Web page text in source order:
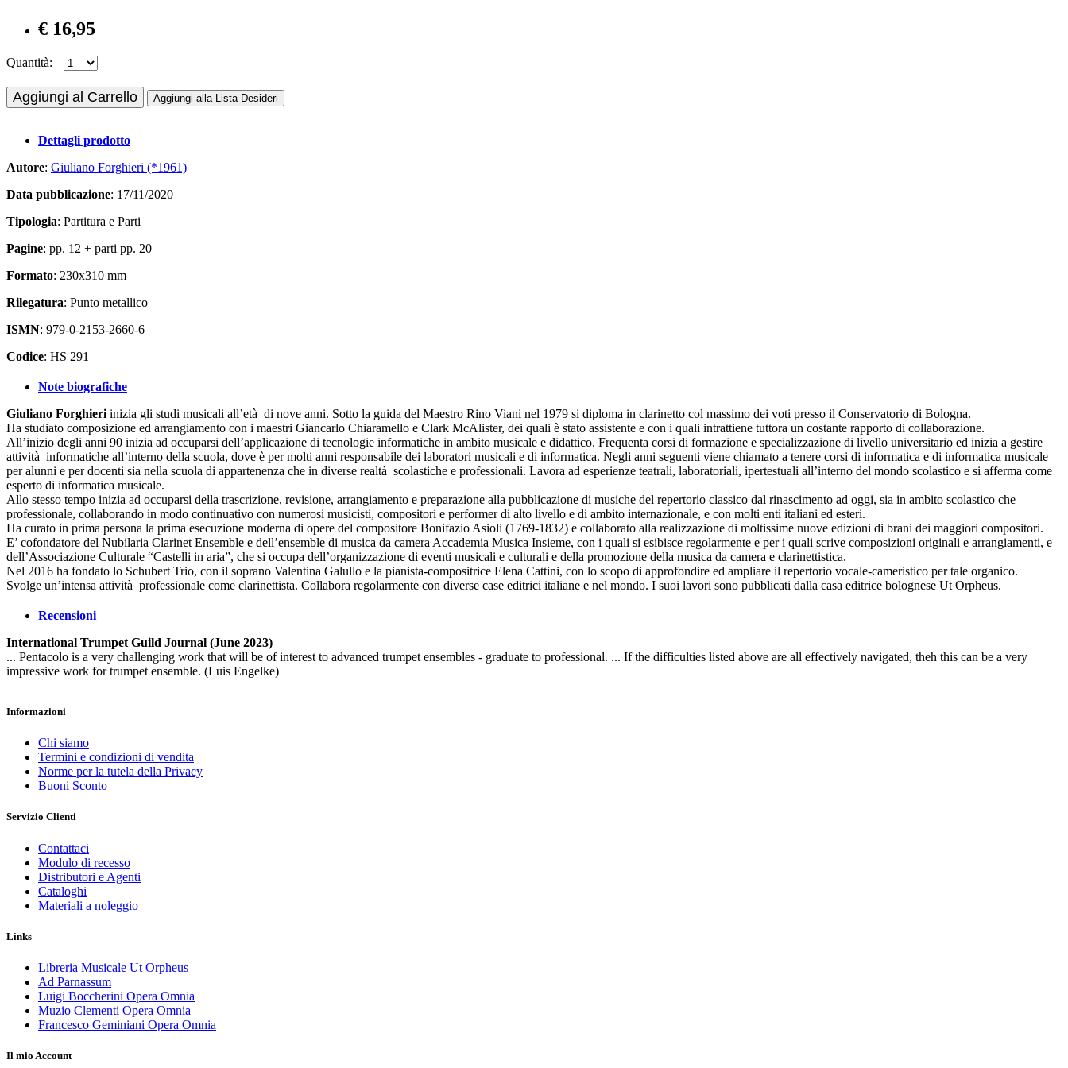
€ 16,95
Quantità:
Aggiungi al Carrello Aggiungi alla Lista Desideri
Dettagli prodotto
Autore: Giuliano Forghieri (*1961)
Data pubblicazione: 17/11/2020
Tipologia: Partitura e Parti
Pagine: pp. 12 + parti pp. 20
Formato: 230x310 mm
Rilegatura: Punto metallico
ISMN: 979-0-2153-2660-6
Codice: HS 291
Note biografiche
Giuliano Forghieri inizia gli studi musicali all’età di nove anni. Sotto la guida del Maestro Rino Viani nel 1979 si diploma in clarinetto col massimo dei voti presso il Conservatorio di Bologna.
Ha studiato composizione ed arrangiamento con i maestri Giancarlo Chiaramello e Clark McAlister, dei quali è stato assistente e con i quali intrattiene tuttora un costante rapporto di collaborazione.
All’inizio degli anni 90 inizia ad occuparsi dell’applicazione di tecnologie informatiche in ambito musicale e didattico. Frequenta corsi di formazione e specializzazione di livello universitario ed inizia a gestire
attività informatiche all’interno della scuola, dove è per molti anni responsabile dei laboratori musicali e di informatica. Negli anni seguenti viene chiamato a tenere corsi di informatica e di informatica musicale
per alunni e per docenti sia nella scuola di appartenenza che in diverse realtà scolastiche e professionali. Lavora ad esperienze teatrali, laboratoriali, ipertestuali all’interno del mondo scolastico e si afferma come
esperto di informatica musicale.
Allo stesso tempo inizia ad occuparsi della trascrizione, revisione, arrangiamento e preparazione alla pubblicazione di musiche del repertorio classico dal rinascimento ad oggi, sia in ambito scolastico che
professionale, collaborando in modo continuativo con numerosi musicisti, compositori e performer di alto livello e di ambito internazionale, e con molti enti italiani ed esteri.
Ha curato in prima persona la prima esecuzione moderna di opere del compositore Bonifazio Asioli (1769-1832) e collaborato alla realizzazione di moltissime nuove edizioni di brani dei maggiori compositori.
E’ cofondatore del Nubilaria Clarinet Ensemble e dell’ensemble di musica da camera Accademia Musica Insieme, con i quali si esibisce regolarmente e per i quali scrive composizioni originali e arrangiamenti, e
dell’Associazione Culturale “Castelli in aria”, che si occupa dell’organizzazione di eventi musicali e culturali e della promozione della musica da camera e clarinettistica.
Nel 2016 ha fondato lo Schubert Trio, con il soprano Valentina Galullo e la pianista-compositrice Elena Cattini, con lo scopo di approfondire ed ampliare il repertorio vocale-cameristico per tale organico.
Svolge un’intensa attività professionale come clarinettista. Collabora regolarmente con diverse case editrici italiane e nel mondo. I suoi lavori sono pubblicati dalla casa editrice bolognese Ut Orpheus.
Recensioni
International Trumpet Guild Journal (June 2023)
... Pentacolo is a very challenging work that will be of interest to advanced trumpet ensembles - graduate to professional. ... If the difficulties listed above are all effectively navigated, theh this can be a very
impressive work for trumpet ensemble. (Luis Engelke)
Informazioni
Chi siamo
Termini e condizioni di vendita
Norme per la tutela della Privacy
Buoni Sconto
Servizio Clienti
Contattaci
Modulo di recesso
Distributori e Agenti
Cataloghi
Materiali a noleggio
Links
Libreria Musicale Ut Orpheus
Ad Parnassum
Luigi Boccherini Opera Omnia
Muzio Clementi Opera Omnia
Francesco Geminiani Opera Omnia
Il mio Account